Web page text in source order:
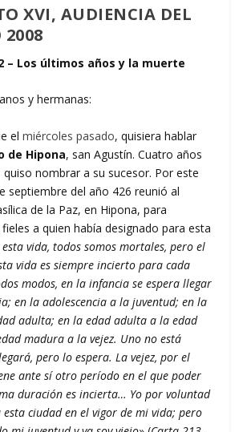
XVI, AUDIENCIA DEL
2008
– Los últimos años y la muerte
y hermanas:
elmiércoles pasado, quisiera hablar
de Hipona, san Agustín. Cuatro años
nombrar a su sucesor. Por este
septiembre del año 426 reunió al
de la Paz, en Hipona, para
a quien había designado para esta
esta vida, todos somos mortales, pero el
vida es siempre incierto para cada
modos, en la infancia se espera llegar
en la adolescencia a la juventud; en la
adulta; en la edad adulta a la edad
madura a la vejez. Uno no está
pero lo espera. La vejez, por el
ante sí otro período en el que poder
duración es incierta… Yo por voluntad
esta ciudad en el vigor de mi vida; pero